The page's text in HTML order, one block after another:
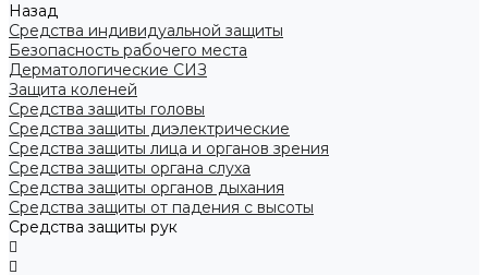
Назад
Средства индивидуальной защиты
Безопасность рабочего места
Дерматологические СИЗ
Защита коленей
Средства защиты головы
Средства защиты диэлектрические
Средства защиты лица и органов зрения
Средства защиты органа слуха
Средства защиты органов дыхания
Средства защиты от падения с высоты
Средства защиты рук